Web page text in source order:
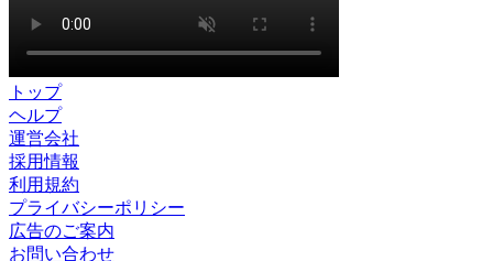
トップ
ヘルプ
運営会社
採用情報
利用規約
プライバシーポリシー
広告のご案内
お問い合わせ